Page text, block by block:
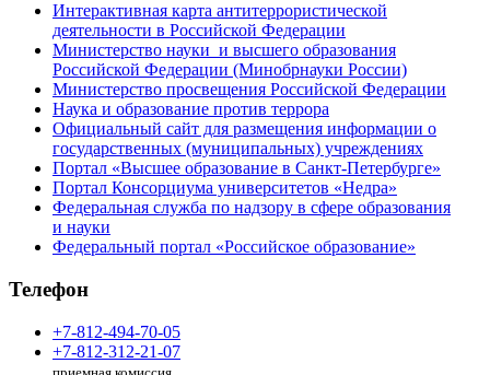
Интерактивная карта антитеррористической
деятельности в Российской Федерации
Министерство науки и высшего образования
Российской Федерации (Минобрнауки России)
Министерство просвещения Российской Федерации
Наука и образование против террора
Официальный сайт для размещения информации о
государственных (муниципальных) учреждениях
Портал «Высшее образование в Санкт-Петербурге»
Портал Консорциума университетов «Недра»
Федеральная служба по надзору в сфере образования
и науки
Федеральный портал «Российское образование»
Телефон
+7-812-494-70-05
+7-812-312-21-07